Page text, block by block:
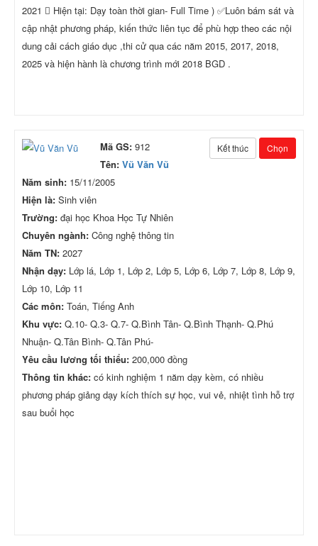
2021  Hiện tại: Dạy toàn thời gian- Full Time ) ✅Luôn bám sát và
cập nhật phương pháp, kiến thức liên tục để phù hợp theo các nội
dung cải cách giáo dục ,thi cử qua các năm 2015, 2017, 2018,
2025 và hiện hành là chương trình mới 2018 BGD .
Kết thúc Chọn
Mã GS: 912
Tên: Vũ Văn Vũ
Năm sinh: 15/11/2005
Hiện là: Sinh viên
Trường: đại học Khoa Học Tự Nhiên
Chuyên ngành: Công nghệ thông tin
Năm TN: 2027
Nhận dạy: Lớp lá, Lớp 1, Lớp 2, Lớp 5, Lớp 6, Lớp 7, Lớp 8, Lớp 9,
Lớp 10, Lớp 11
Các môn: Toán, Tiếng Anh
Khu vực: Q.10- Q.3- Q.7- Q.Bình Tân- Q.Bình Thạnh- Q.Phú
Nhuận- Q.Tân Bình- Q.Tân Phú-
Yêu cầu lương tối thiểu: 200,000 đồng
Thông tin khác: có kinh nghiệm 1 năm dạy kèm, có nhiều
phương pháp giảng dạy kích thích sự học, vui vẻ, nhiệt tình hỗ trợ
sau buổi học